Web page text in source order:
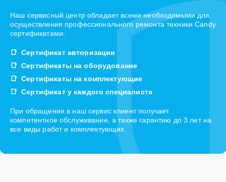
Наш сервисный центр обладает всеми необходимыми для
осуществления профессионального ремонта техники Candy
сертификатами:
Сертификат авторизации
Сертификаты на оборудование
Сертификаты на комплектующие
Сертификат у каждого специалиста
При обращении в наш сервис клиент получает
компетентное обслуживание, а также гарантию до 3 лет на
все виды работ и комплектующих.